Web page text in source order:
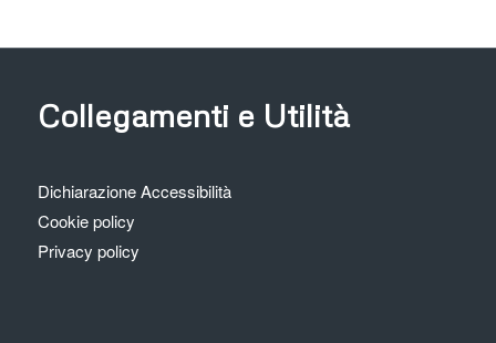
Collegamenti e Utilità
Dichiarazione Accessibilità
Cookie policy
Privacy policy